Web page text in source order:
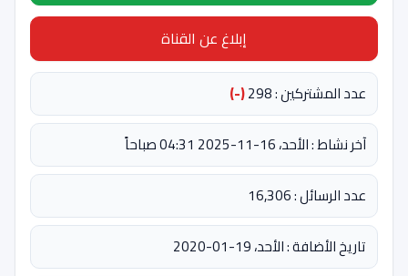
إبلاغ عن القناة
عدد المشتركين : 298
(-)
آخر نشاط : الأحد، 16-11-2025 04:31 صباحاً
عدد الرسائل : 16,306
تاريخ الأضافة : الأحد، 19-01-2020